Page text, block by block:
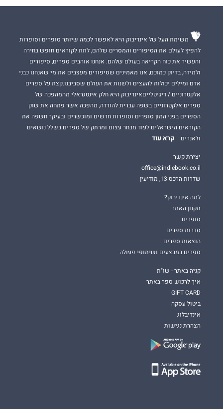
משימת העל של אינדיבוק היא לאפשר לכמה שיותר סופרים וסופרות
להפיץ לעולם את הסיפורים והמסרים שלהם, לתת לקוראים חופש בחירה
והעשיר את כוח הקריאה בעולם שלהם. אנחנו אוהבים ספרים, סיפורים
ולמידה, בדיוק כמוכם, אנו מאמינים שסיפורים מעצבים את מי שאנחנו כבני
אדם ומילים יכולות להעצים ולשנות את העולם שסביבנו.קצת על ספרים
אלקטרוניים / דיגיטלייםאינדיבוק היא חלק אינטגראלי מהמהפכה של
ספרים אלקטרוניים בשפה עברית להורדה, מהפכה אשר פתחה את שוק
הספרים בפני המון סופרים וסופרות חדשים ומוכשרים ובעיקר חשפה את
הקוראים הישראלים לעוד מבחר עצום ומרתק של ספרים בשלל נושאים
וז'אנרים.
קרא עוד
יצירת קשר
office@indiebook.co.il
שדרות הרכס 13, מודיעין
למה אינדיבוק?
תקנון האתר
סופרים
סדרות ספרים
הוצאות ספרים
ספרים במבצעים ושיתופי פעולה
קניה באתר - שו"ת
איך לרכוש ספר באתר
GIFT CARD
ביטול עסקה
אינדיבלוג
הצהרת נגישות